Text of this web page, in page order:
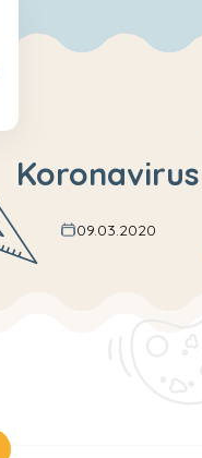
Koronavirus
09.03.2020